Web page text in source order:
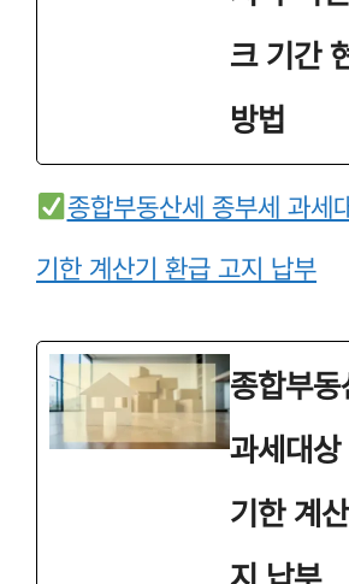
크 기간
방법
종합부동산세 종부세 과세
기한 계산기 환급 고지 납부
종합부동
과세대
기한 계